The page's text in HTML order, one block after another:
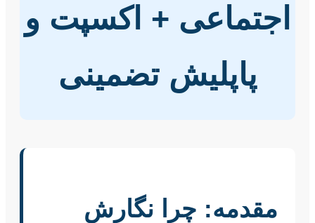
اجتماعی + اکسپت و
پاپلیش تضمینی
مقدمه: چرا نگارش